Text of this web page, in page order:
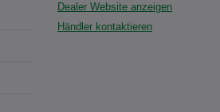
Dealer Website anzeigen
Händler kontaktieren